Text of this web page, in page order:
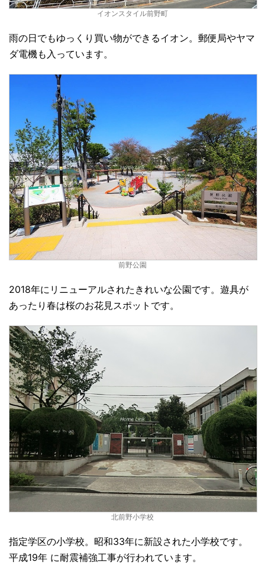
イオンスタイル前野町
雨の日でもゆっくり買い物ができるイオン。郵便局やヤマ
ダ電機も入っています。
前野公園
2018年にリニューアルされたきれいな公園です。遊具が
あったり春は桜のお花見スポットです。
北前野小学校
指定学区の小学校。昭和33年に新設された小学校です。
平成19年 に耐震補強工事が行われています。